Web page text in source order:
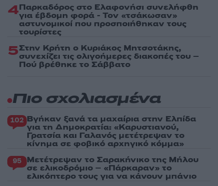
4Παρκαδόρος στο Ελαφονήσι συνελήφθη
για έβδομη φορά - Τον «τσάκωσαν»
αστυνομικοί που προσποιήθηκαν τους
τουρίστες
5Στην Κρήτη ο Κυριάκος Μητσοτάκης,
συνεχίζει τις ολιγοήμερες διακοπές του –
Πού βρέθηκε το Σάββατο
Πιο σχολιασμένα
102 Βγήκαν ξανά τα μαχαίρια στην Ελπίδα
για τη Δημοκρατία: «Καρυστιανού,
Γρατσία και Γαλανός μετέτρεψαν το
κίνημα σε φοβικό αρχηγικό κόμμα»
95 Μετέτρεψαν το Σαρακήνικο της Μήλου
σε ελικοδρόμιο – «Πάρκαραν» το
ελικόπτερο τους για να κάνουν μπάνιο